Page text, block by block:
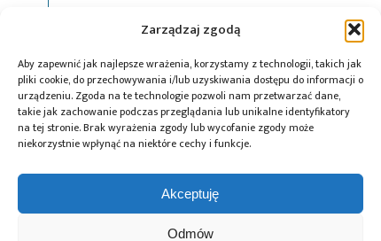
Zarządzaj zgodą
Aby zapewnić jak najlepsze wrażenia, korzystamy z technologii, takich jak
pliki cookie, do przechowywania i/lub uzyskiwania dostępu do informacji o
urządzeniu. Zgoda na te technologie pozwoli nam przetwarzać dane,
takie jak zachowanie podczas przeglądania lub unikalne identyfikatory
na tej stronie. Brak wyrażenia zgody lub wycofanie zgody może
niekorzystnie wpłynąć na niektóre cechy i funkcje.
Akceptuję
Odmów
Przeczytaj również: